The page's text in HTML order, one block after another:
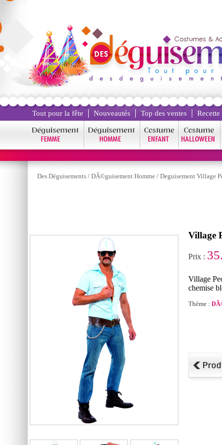
Tout pour la fête Nouveautés Top des ventes
Des Déguisements / DÃ©guisement Homme / Deguisement Village
Village
Prix :
Village
chemise
Thème :